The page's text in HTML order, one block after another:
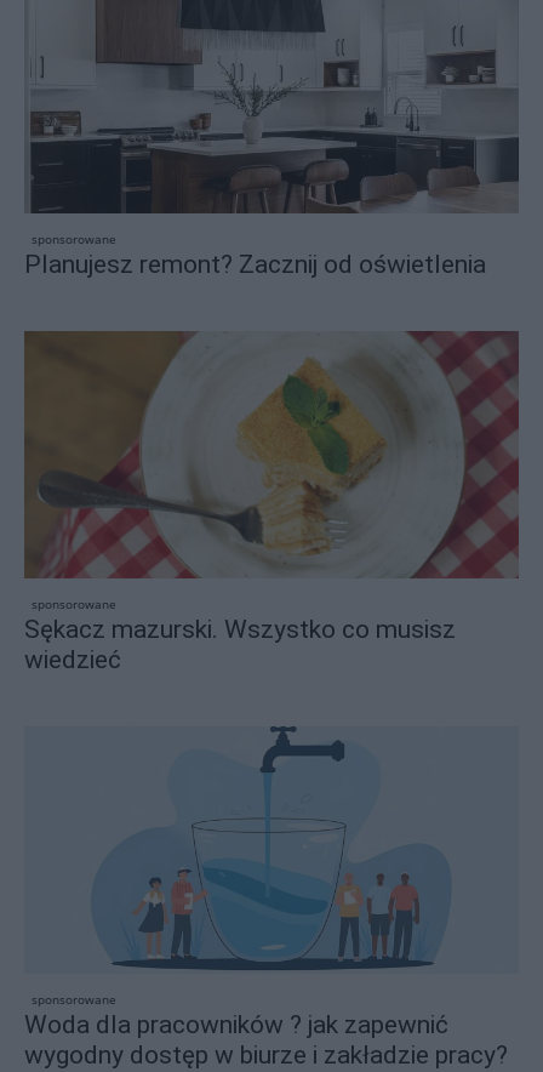
sponsorowane
Planujesz remont? Zacznij od oświetlenia
sponsorowane
Sękacz mazurski. Wszystko co musisz
wiedzieć
sponsorowane
Woda dla pracowników ? jak zapewnić
wygodny dostęp w biurze i zakładzie pracy?